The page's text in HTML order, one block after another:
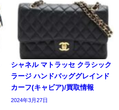
シャネル マトラッセ クラシック
ラージ ハンドバッググレインド
カーフ(キャビア)/買取情報
2024年3月27日